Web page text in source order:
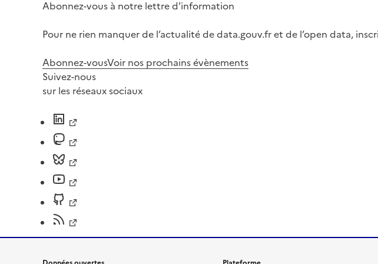
Abonnez-vous à notre lettre d'information
Pour ne rien manquer de l’actualité de data.gouv.fr et de l’open data,
Abonnez-vousVoir nos prochains évènements
Suivez-nous
sur les réseaux sociaux